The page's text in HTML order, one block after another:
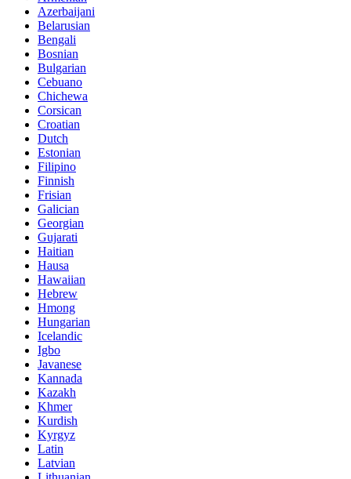
Azerbaijani
Belarusian
Bengali
Bosnian
Bulgarian
Cebuano
Chichewa
Corsican
Croatian
Dutch
Estonian
Filipino
Finnish
Frisian
Galician
Georgian
Gujarati
Haitian
Hausa
Hawaiian
Hebrew
Hmong
Hungarian
Icelandic
Igbo
Javanese
Kannada
Kazakh
Khmer
Kurdish
Kyrgyz
Latin
Latvian